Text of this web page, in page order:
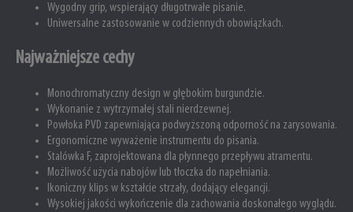
Wygodny grip, wspierający długotrwałe pisanie.
Uniwersalne zastosowanie w codziennych obowiązkach.
Najważniejsze cechy
Monochromatyczny design w głębokim burgundzie.
Wykonanie z wytrzymałej stali nierdzewnej.
Powłoka PVD zapewniająca podwyższoną odporność na zarysowania.
Ergonomiczne wyważenie instrumentu do pisania.
Stalówka F, zaprojektowana dla płynnego przepływu atramentu.
Możliwość użycia nabojów lub tłoczka do napełniania.
Ikoniczny klips w kształcie strzały, dodający elegancji.
Wysokiej jakości wykończenie dla zachowania doskonałego wyglądu.